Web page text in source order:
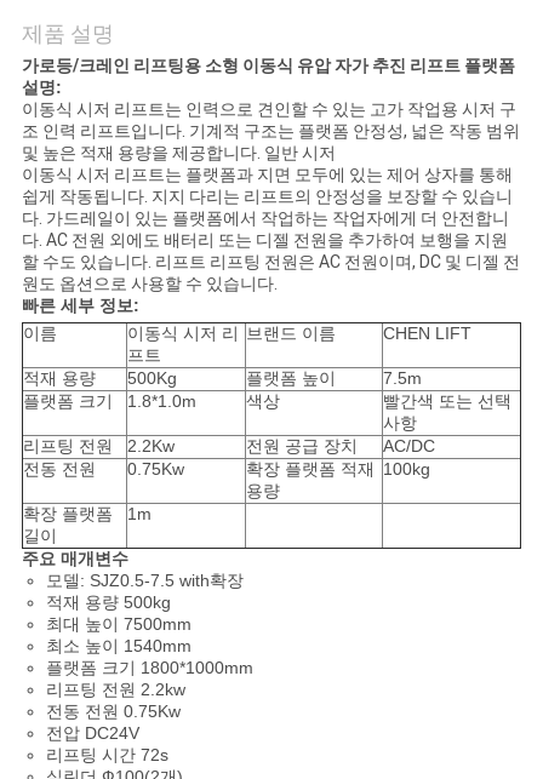
뉴
스
인
용
을
요
청
하
십
시
오
사
이
트
제품 설명
가로등/크레인 리프팅용 소형 이동식 유압 자가 추진 리프트 플랫폼
설명:
이동식 시저 리프트는 인력으로 견인할 수 있는 고가 작업용 시저 구
조 인력 리프트입니다. 기계적 구조는 플랫폼 안정성, 넓은 작동 범위
및 높은 적재 용량을 제공합니다. 일반 시저
이동식 시저 리프트는 플랫폼과 지면 모두에 있는 제어 상자를 통해
쉽게 작동됩니다. 지지 다리는 리프트의 안정성을 보장할 수 있습니
다. 가드레일이 있는 플랫폼에서 작업하는 작업자에게 더 안전합니
다. AC 전원 외에도 배터리 또는 디젤 전원을 추가하여 보행을 지원
할 수도 있습니다. 리프트 리프팅 전원은 AC 전원이며, DC 및 디젤 전
원도 옵션으로 사용할 수 있습니다.
빠른 세부 정보:
이름
이동식 시저 리
프트
브랜드 이름 CHEN LIFT
적재 용량 500Kg 플랫폼 높이
7.5m
플랫폼 크기
1.8*1.0m 색상
빨간색 또는 선택
사항
리프팅 전원
2.2Kw 전원 공급 장치
AC/DC
전동 전원
0.75Kw
확장 플랫폼 적재
용량
100kg
확장 플랫폼
길이
1m
주요 매개변수
모델: SJZ0.5-7.5 with확장
적재 용량 500kg
최대 높이 7500mm
최소 높이 1540mm
플랫폼 크기 1800*1000mm
리프팅 전원 2.2kw
전동 전원 0.75Kw
전압 DC24V
리프팅 시간 72s